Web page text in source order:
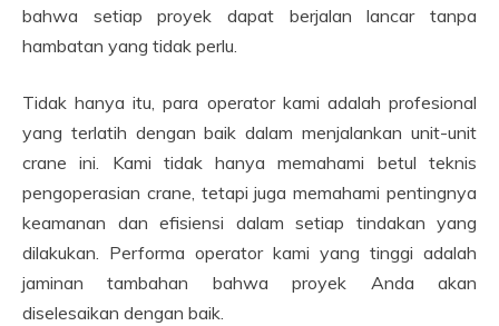
bahwa setiap proyek dapat berjalan lancar tanpa
hambatan yang tidak perlu.
Tidak hanya itu, para operator kami adalah profesional
yang terlatih dengan baik dalam menjalankan unit-unit
crane ini. Kami tidak hanya memahami betul teknis
pengoperasian crane, tetapi juga memahami pentingnya
keamanan dan efisiensi dalam setiap tindakan yang
dilakukan. Performa operator kami yang tinggi adalah
jaminan tambahan bahwa proyek Anda akan
diselesaikan dengan baik.